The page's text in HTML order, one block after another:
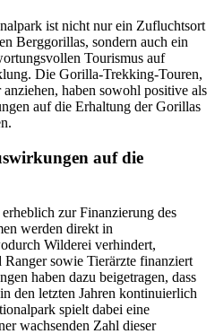
ist nicht nur ein Zufluchtsort
Berggorillas, sondern auch ein
Tourismus auf
Die Gorilla-Trekking-Touren,
haben sowohl positive als
auf die Erhaltung der Gorillas
auf die
zur Finanzierung des
werden direkt in
Wilderei verhindert,
sowie Tierärzte finanziert
haben dazu beigetragen, dass
den letzten Jahren kontinuierlich
spielt dabei eine
wachsenden Zahl dieser